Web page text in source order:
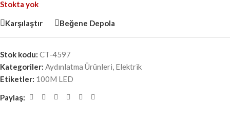
Stokta yok
Karşılaştır Beğene Depola
Stok kodu: CT-4597
Kategoriler: Aydınlatma Ürünleri, Elektrik
Etiketler: 100M LED
Paylaş: